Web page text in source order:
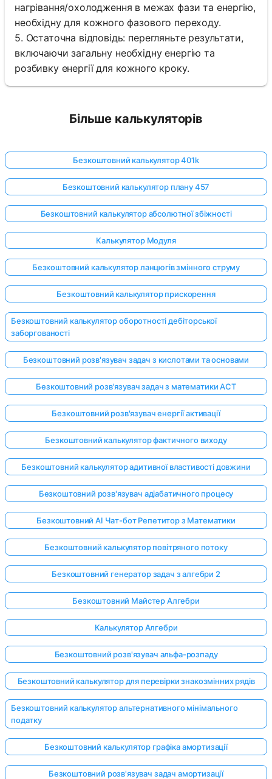
нагрівання/охолодження в межах фази та енергію,
необхідну для кожного фазового переходу.
5. Остаточна відповідь: перегляньте результати,
включаючи загальну необхідну енергію та
розбивку енергії для кожного кроку.
Більше калькуляторів
Безкоштовний калькулятор 401k
Безкоштовний калькулятор плану 457
Безкоштовний калькулятор абсолютної збіжності
Калькулятор Модуля
Безкоштовний калькулятор ланцюгів змінного струму
Безкоштовний калькулятор прискорення
Безкоштовний калькулятор оборотності дебіторської
заборгованості
Безкоштовний розв'язувач задач з кислотами та основами
Безкоштовний розв'язувач задач з математики ACT
Безкоштовний розв'язувач енергії активації
Безкоштовний калькулятор фактичного виходу
Безкоштовний калькулятор адитивної властивості довжини
Безкоштовний розв'язувач адіабатичного процесу
Безкоштовний AI Чат-бот Репетитор з Математики
Безкоштовний калькулятор повітряного потоку
Безкоштовний генератор задач з алгебри 2
Безкоштовний Майстер Алгебри
Калькулятор Алгебри
Безкоштовний розв'язувач альфа-розпаду
Безкоштовний калькулятор для перевірки знакозмінних рядів
Безкоштовний калькулятор альтернативного мінімального
податку
Безкоштовний калькулятор графіка амортизації
Безкоштовний розв'язувач задач амортизації